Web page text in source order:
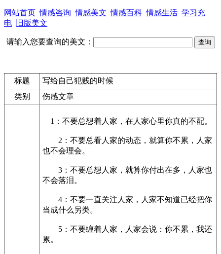
网站首页 情感咨询 情感美文 情感百科 情感生活 学习充
电
旧版美文
请输入您要查询的美文：
标题
写给自己犯贱的时候
类别
伤感文章
1：不要总想着人家，在人家心里你真的不配。
2：不要总看人家的动态，就算你不累，人家
也不会理会。
3：不要总想人家，就算你付出在多，人家也
不会落泪。
4：不要一直关注人家，人家不知道已经把你
当成什么另类。
5：不要缠着人家，人家会说：你不累，我还
累。